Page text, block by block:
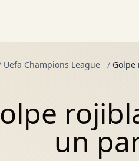
Uefa Champions League /
un